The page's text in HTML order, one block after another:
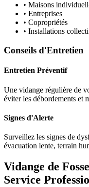
• Maisons
• Entreprises
• Copropriétés
• Installations
Conseils d'Entretien
Entretien Préventif
Une vidange régulière de
éviter les débordements et
Signes d'Alerte
Surveillez les signes de
évacuation lente, terrain
Vidange de
Service